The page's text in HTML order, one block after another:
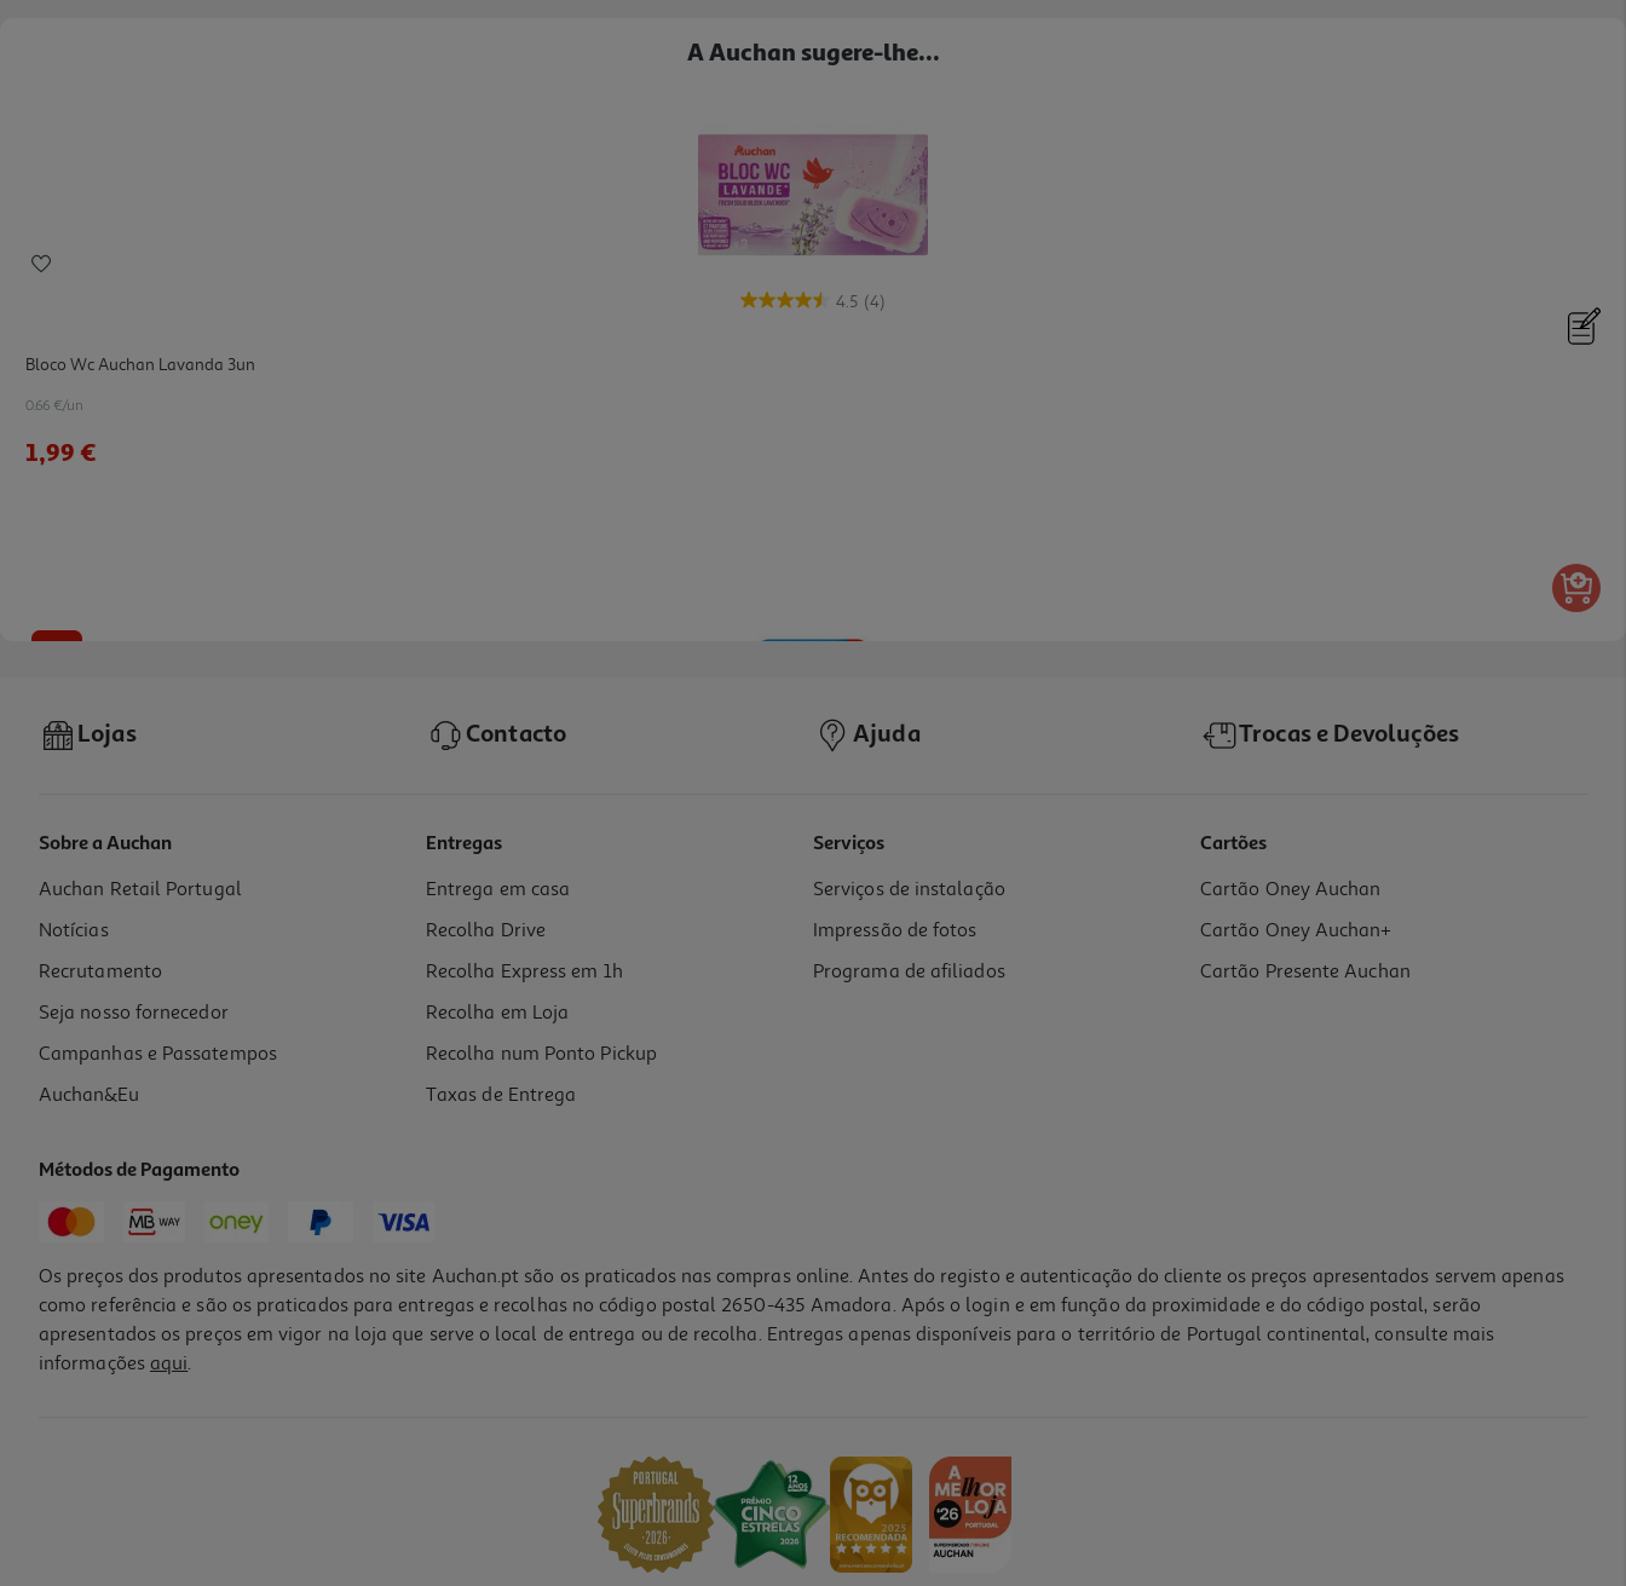
A Auchan sugere-lhe...
4.5 (4)
Bloco Wc Auchan Lavanda 3un
0.66 €/un
1,99 €
Bloco Bref Sonasol Sanitário Wc Blue Active Floral 3x50g
1.46 €/un
4,39 €
-60%
Lojas Contacto Ajuda Trocas e Devoluções
Sobre a Auchan
Auchan Retail Portugal
Notícias
Recrutamento
Seja nosso fornecedor
Campanhas e Passatempos
Auchan&Eu
Entregas
Entrega em casa
Recolha Drive
Recolha Express em 1h
Recolha em Loja
Recolha num Ponto Pickup
Taxas de Entrega
Serviços
Serviços de instalação
Impressão de fotos
Programa de afiliados
Cartões
Cartão Oney Auchan
Cartão Oney Auchan+
Cartão Presente Auchan
Métodos de Pagamento
Os preços dos produtos apresentados no site Auchan.pt são os praticados nas compras online. Antes do registo e autenticação do cliente os preços apresentados servem apenas
como referência e são os praticados para entregas e recolhas no código postal 2650-435 Amadora. Após o login e em função da proximidade e do código postal, serão
apresentados os preços em vigor na loja que serve o local de entrega ou de recolha. Entregas apenas disponíveis para o território de Portugal continental, consulte mais
informações aqui.